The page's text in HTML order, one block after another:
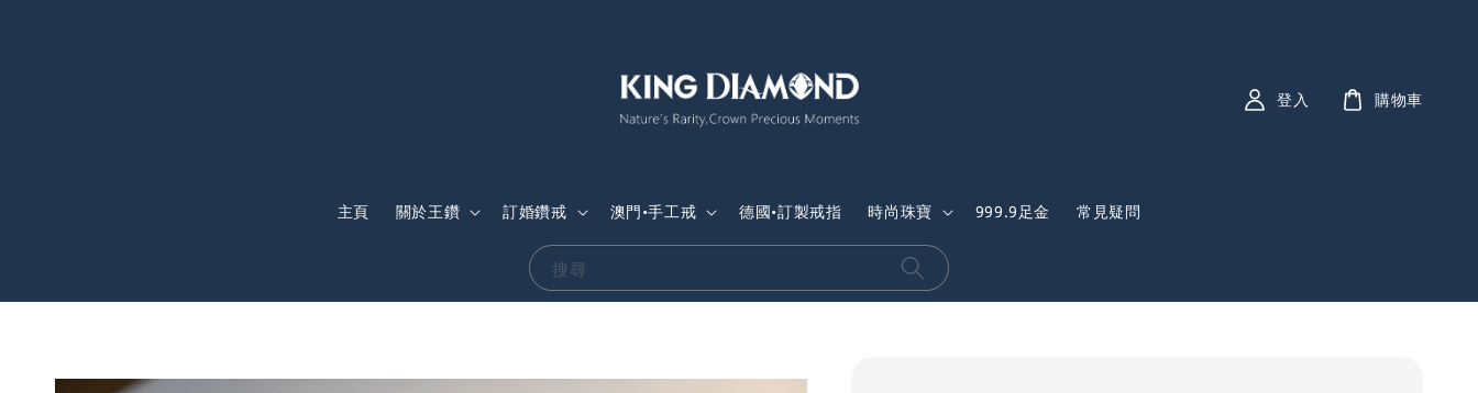
搜尋
主頁 關於王鑽 訂婚鑽戒 澳門•手工戒 德國•訂製戒指 時尚珠寶 999.9足金 常見疑問
登入 購物車